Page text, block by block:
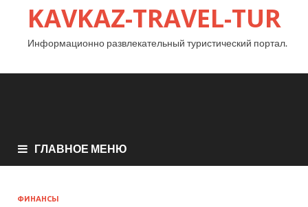
KAVKAZ-TRAVEL-TUR
Информационно развлекательный туристический портал.
ГЛАВНОЕ МЕНЮ
ФИНАНСЫ